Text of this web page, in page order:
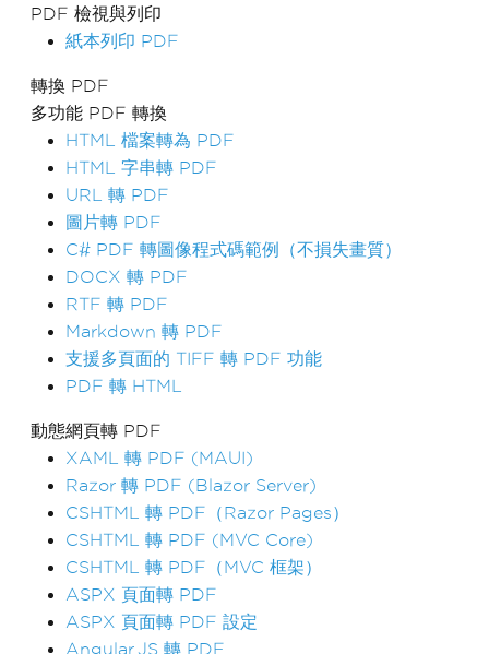
PDF 檢視與列印
紙本列印 PDF
轉換 PDF
多功能 PDF 轉換
HTML 檔案轉為 PDF
HTML 字串轉 PDF
URL 轉 PDF
圖片轉 PDF
C# PDF 轉圖像程式碼範例（不損失畫質）
DOCX 轉 PDF
RTF 轉 PDF
Markdown 轉 PDF
支援多頁面的 TIFF 轉 PDF 功能
PDF 轉 HTML
動態網頁轉 PDF
XAML 轉 PDF (MAUI)
Razor 轉 PDF (Blazor Server)
CSHTML 轉 PDF（Razor Pages）
CSHTML 轉 PDF (MVC Core)
CSHTML 轉 PDF（MVC 框架）
ASPX 頁面轉 PDF
ASPX 頁面轉 PDF 設定
Angular.JS 轉 PDF